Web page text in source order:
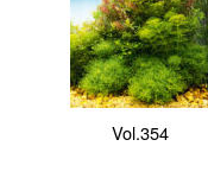
Vol.354